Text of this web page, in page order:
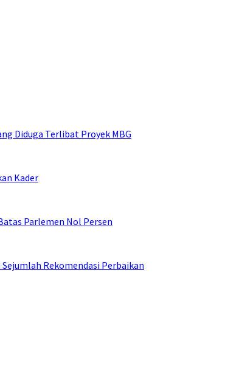
Diduga Terlibat Proyek MBG
Kader
Parlemen Nol Persen
Rekomendasi Perbaikan